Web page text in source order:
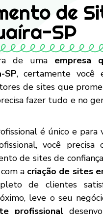
de
SP
de uma empresa
SP, certamente você
de sites que
fazer tudo e no
é único e
você precisa
de sites de
a criação de sites
de clientes
leve o seu
profissional